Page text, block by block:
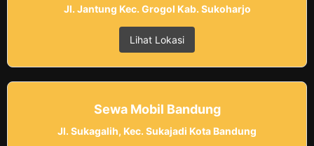
Jl. Jantung Kec. Grogol Kab. Sukoharjo
Lihat Lokasi
Sewa Mobil Bandung
Jl. Sukagalih, Kec. Sukajadi Kota Bandung